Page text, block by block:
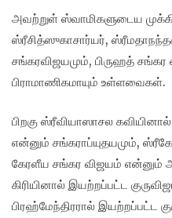
அவற்றுள் ஸ்வாமிகளுடைய
ஸ்ரீசித்ஸுகாசார்யர்,
சங்கரவிஜயமும், பிருஹத் சங்கர
பிராமாணிகமாயும் உள்ளவைகள்.
பிறகு ஸ்ரீவியாஸாசல
என்னும் சங்கராப்யுதயமும்,
கேரளீய சங்கர விஜயம் என்னும்
கிரியினால் இயற்றப்பட்ட
பிரஹ்மேந்திரரால் இயற்றப்பட்ட